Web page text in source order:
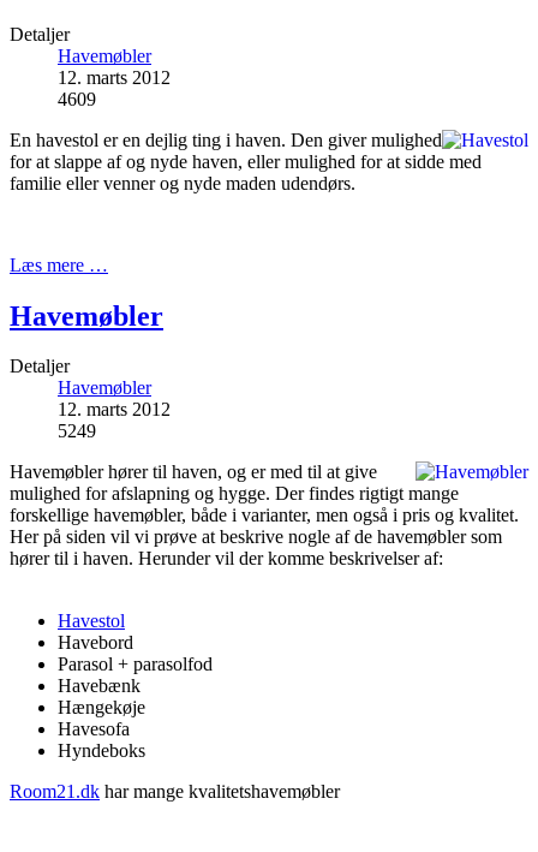
Detaljer
Havemøbler
12. marts 2012
4609
En havestol er en dejlig ting i haven. Den giver mulighed
for at slappe af og nyde haven, eller mulighed for at sidde med
familie eller venner og nyde maden udendørs.
Læs mere …
Havemøbler
Detaljer
Havemøbler
12. marts 2012
5249
Havemøbler hører til haven, og er med til at give
mulighed for afslapning og hygge. Der findes rigtigt mange
forskellige havemøbler, både i varianter, men også i pris og kvalitet.
Her på siden vil vi prøve at beskrive nogle af de havemøbler som
hører til i haven. Herunder vil der komme beskrivelser af:
Havestol
Havebord
Parasol + parasolfod
Havebænk
Hængekøje
Havesofa
Hyndeboks
Room21.dk har mange kvalitetshavemøbler